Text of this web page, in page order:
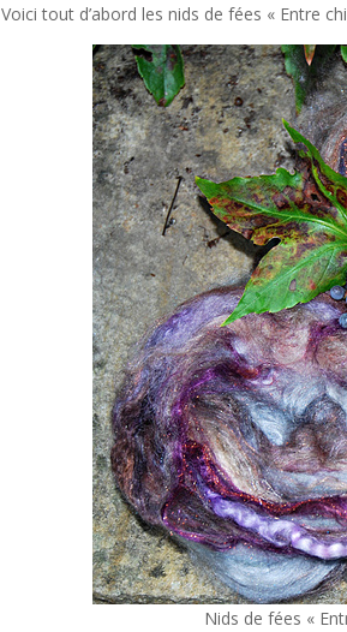
Voici tout d’abord les nids de fées « Entre
Nids de fées «